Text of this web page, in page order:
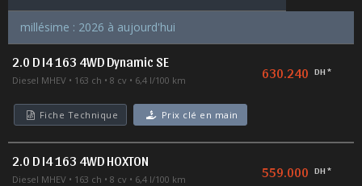
millésime : 2026 à aujourd'hui
2.0 D I4 163 4WD Dynamic SE
Diesel MHEV 163 ch 8 cv 6,4 l/100 km 630.240 DH *
Fiche Technique Prix clé en main
2.0 D I4 163 4WD HOXTON
Diesel MHEV 163 ch 8 cv 6,4 l/100 km 559.000 DH *